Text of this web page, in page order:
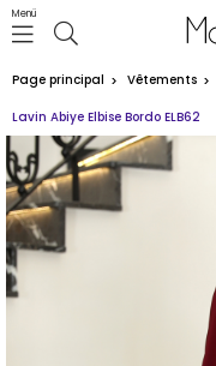
Menü
Page principal Vêtements
Lavin Abiye Elbise Bordo ELB62